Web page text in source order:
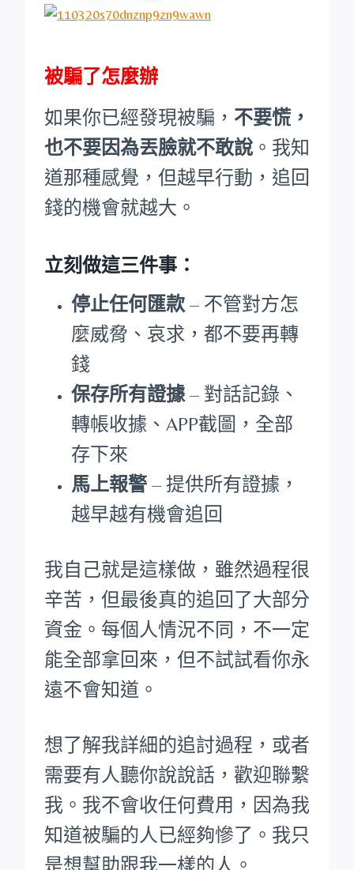
被騙了怎麼辦
如果你已經發現被騙， 不要慌，
也不要因為丟臉就不敢說 。我知
道那種感覺，但越早行動，追回
錢的機會就越大。
立刻做這三件事：
停止任何匯款 – 不管對方怎
麼威脅、哀求，都不要再轉
錢
保存所有證據 – 對話記錄、
轉帳收據、APP截圖，全部
存下來
馬上報警 – 提供所有證據，
越早越有機會追回
我自己就是這樣做，雖然過程很
辛苦，但最後真的追回了大部分
資金。每個人情況不同，不一定
能全部拿回來，但不試試看你永
遠不會知道。
想了解我詳細的追討過程，或者
需要有人聽你說說話，歡迎聯繫
我。我不會收任何費用，因為我
知道被騙的人已經夠慘了。我只
是想幫助跟我一樣的人。